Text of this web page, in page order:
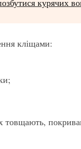
кліщами:
товщають,